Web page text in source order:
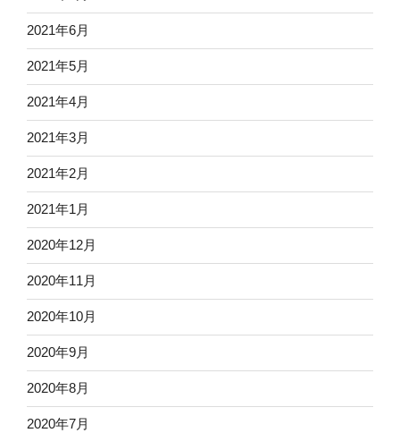
2021年6月
2021年5月
2021年4月
2021年3月
2021年2月
2021年1月
2020年12月
2020年11月
2020年10月
2020年9月
2020年8月
2020年7月